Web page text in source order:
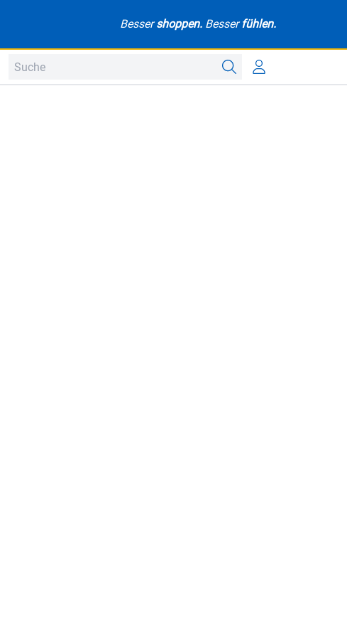
Bessershoppen. Besserfühlen.